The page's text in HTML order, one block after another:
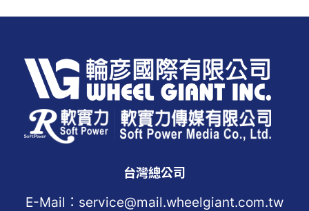
台灣總公司
E-Mail：service@mail.wheelgiant.com.tw